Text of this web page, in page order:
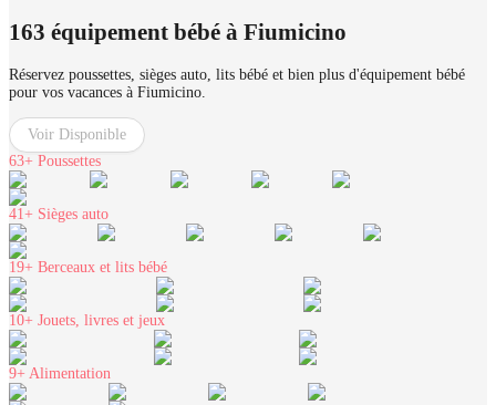
163 équipement bébé à Fiumicino
Réservez poussettes, sièges auto, lits bébé et bien plus d'équipement bébé
pour vos vacances à Fiumicino.
Voir Disponible
63+ Poussettes
41+ Sièges auto
19+ Berceaux et lits bébé
10+ Jouets, livres et jeux
9+ Alimentation